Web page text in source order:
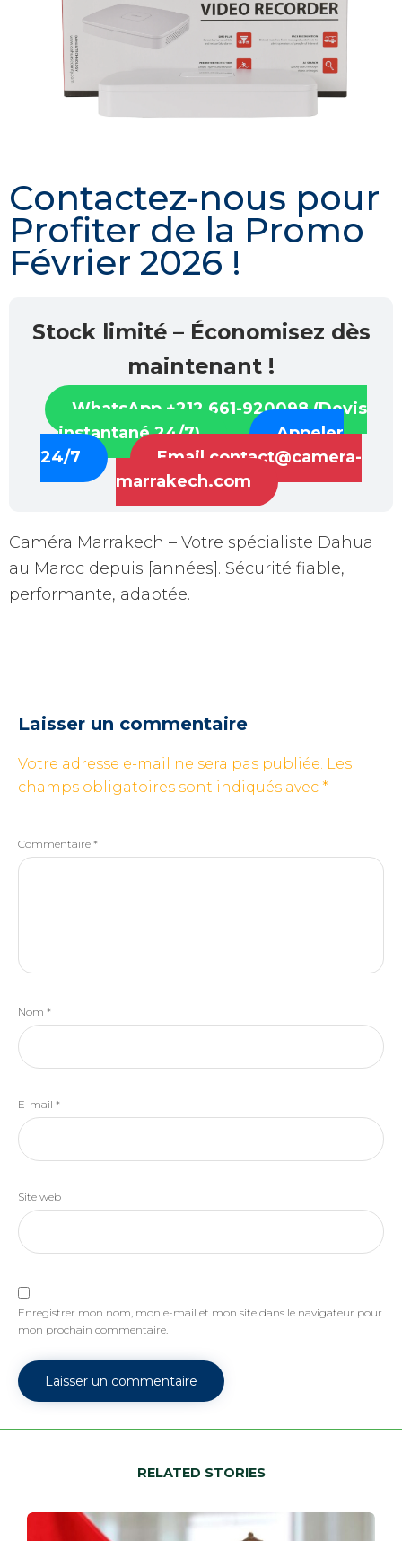
Contactez-nous pour
Profiter de la Promo
Février 2026 !
Stock limité – Économisez dès
maintenant !
WhatsApp +212 661-920098 (Devis
instantané 24/7)
Appeler
24/7
Email contact@camera-
marrakech.com
Caméra Marrakech – Votre spécialiste Dahua
au Maroc depuis [années]. Sécurité fiable,
performante, adaptée.
Laisser un commentaire
Votre adresse e-mail ne sera pas publiée. Les
champs obligatoires sont indiqués avec *
Commentaire *
Nom *
E-mail *
Site web
Enregistrer mon nom, mon e-mail et mon site dans le navigateur pour
mon prochain commentaire.
RELATED STORIES